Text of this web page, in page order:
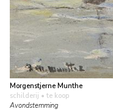
Morgenstjerne Munthe
schilderij • te koop
Avondstemming